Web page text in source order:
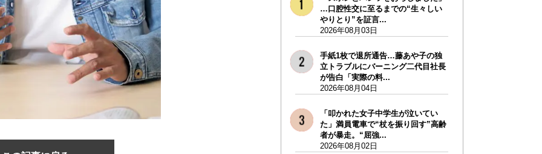
…口腔性交に至るまでの“生々しい
やりとり”を証言...
2026年08月03日
手紙1枚で退所通告…藤あや子の独
立トラブルにバーニング二代目社長
が告白「実際の料...
2026年08月04日
「叩かれた女子中学生が泣いてい
た」満員電車で“杖を振り回す”高齢
者が暴走。“屈強...
2026年08月02日